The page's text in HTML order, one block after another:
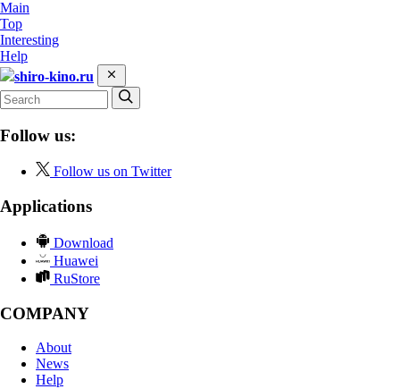
Main
Top
Interesting
Help
shiro-kino.ru
Follow us:
Follow us on Twitter
Applications
Download
Huawei
RuStore
COMPANY
About
News
Help